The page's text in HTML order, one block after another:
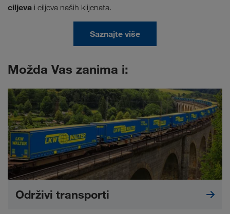
ciljeva i ciljeva naših klijenata.
Saznajte više
Možda Vas zanima i:
Održivi transporti